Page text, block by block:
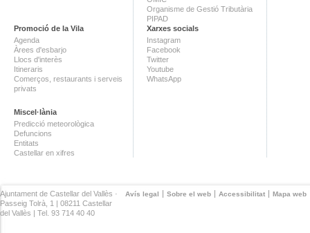
Organisme de Gestió Tributària
PIPAD
Promoció de la Vila
Agenda
Àrees d'esbarjo
Llocs d'interès
Itineraris
Comerços, restaurants i serveis
privats
Miscel·lània
Predicció meteorològica
Defuncions
Entitats
Castellar en xifres
Xarxes socials
Instagram
Facebook
Twitter
Youtube
WhatsApp
Avís legal Sobre el web Accessibilitat Mapa web
Ajuntament de Castellar del Vallès ·
Passeig Tolrà, 1 | 08211 Castellar
del Vallès | Tel. 93 714 40 40